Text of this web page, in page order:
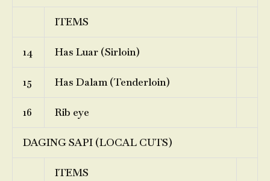
ITEMS
14 Has Luar (Sirloin)
15 Has Dalam (Tenderloin)
16 Rib eye
DAGING SAPI (LOCAL CUTS)
ITEMS